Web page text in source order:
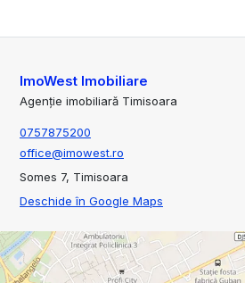
ImoWest Imobiliare
Agenție imobiliară Timisoara
0757875200
office@imowest.ro
Somes 7, Timisoara
Deschide în Google Maps